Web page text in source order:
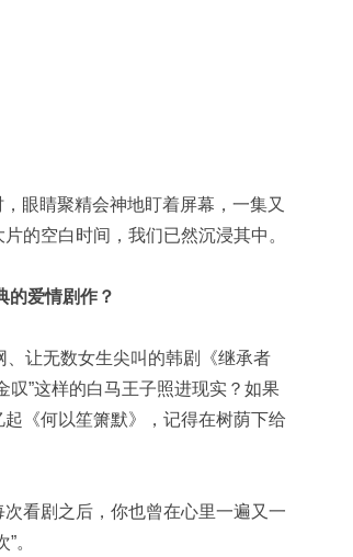
眼睛聚精会神地盯着屏幕，一集又
的空白时间，我们已然沉浸其中。
的爱情剧作？
让无数女生尖叫的韩剧《继承者
”这样的白马王子照进现实？ 如果
《何以笙箫默》， 记得在树荫下给
次看剧之后，你也曾在心里一遍又一
。